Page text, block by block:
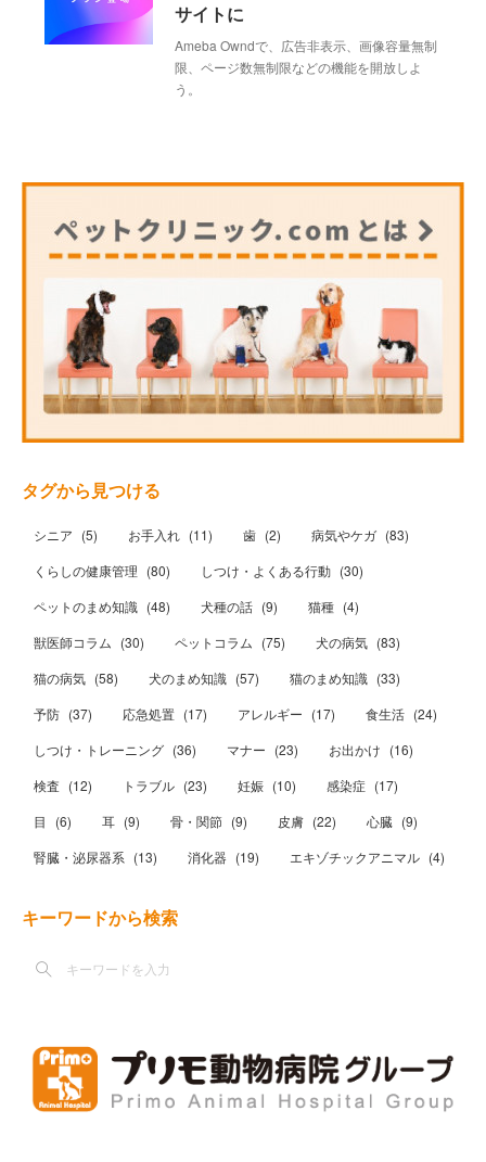
サイトに
Ameba Owndで、広告非表示、画像容量無制
限、ページ数無制限などの機能を開放しよ
う。
タグから見つける
シニア (5) お手入れ (11) 歯 (2) 病気やケガ (83)
くらしの健康管理 (80) しつけ・よくある行動 (30)
ペットのまめ知識 (48) 犬種の話 (9) 猫種 (4)
獣医師コラム (30) ペットコラム (75) 犬の病気 (83)
猫の病気 (58) 犬のまめ知識 (57) 猫のまめ知識 (33)
予防 (37) 応急処置 (17) アレルギー (17) 食生活 (24)
しつけ・トレーニング (36) マナー (23) お出かけ (16)
検査 (12) トラブル (23) 妊娠 (10) 感染症 (17)
目
(6) 耳 (9) 骨・関節 (9) 皮膚 (22) 心臓 (9)
腎臓・泌尿器系 (13) 消化器 (19) エキゾチックアニマル (4)
キーワードから検索